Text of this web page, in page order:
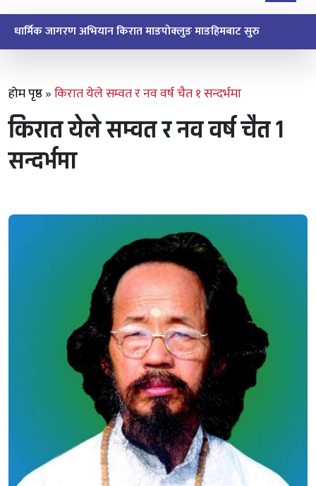
माङसेवासाबा पान्जुम्भोमा अभिमुखीकरणसँगै संगठन विस्तार
होम पृष्ठ»किरात येले सम्वत र नव वर्ष चैत १ सन्दर्भमा
किरात येले सम्वत र नव वर्ष चैत १
सन्दर्भमा